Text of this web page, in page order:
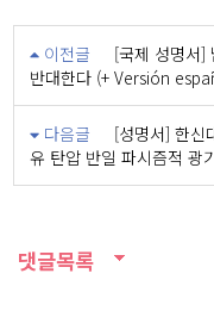
이전글
[국제 성명서]
반대한다 (+ Versión
다음글
[성명서] 한신
유 탄압 반일 파시즘적 광
댓글목록